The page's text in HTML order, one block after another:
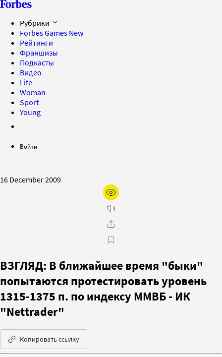
Рубрики
Forbes Games New
Рейтинги
Франшизы
Подкасты
Видео
Life
Woman
Sport
Young
Войти
16 December 2009
ВЗГЛЯД: В ближайшее время "быки"
попытаются протестировать уровень
1315-1375 п. по индексу ММВБ - ИК
"Nettrader"
Копировать ссылку